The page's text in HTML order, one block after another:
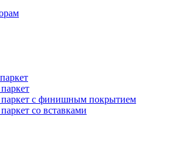
с финишным покрытием
со вставками